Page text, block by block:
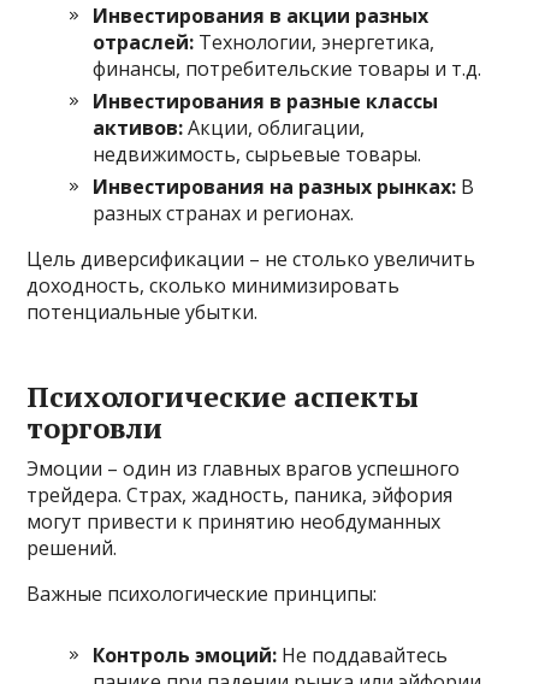
Инвестирования в акции разных
отраслей: Технологии, энергетика,
финансы, потребительские товары и т.д.
Инвестирования в разные классы
активов:Акции, облигации,
недвижимость, сырьевые товары.
Инвестирования на разных рынках: В
разных странах и регионах.
Цель диверсификации – не столько увеличить
доходность, сколько минимизировать
потенциальные убытки.
Психологические аспекты
торговли
Эмоции – один из главных врагов успешного
трейдера. Страх, жадность, паника, эйфория
могут привести к принятию необдуманных
решений.
Важные психологические принципы:
Контроль эмоций: Не поддавайтесь